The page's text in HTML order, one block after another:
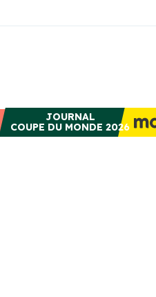
JOURNAL
COUPE DU MONDE 2026